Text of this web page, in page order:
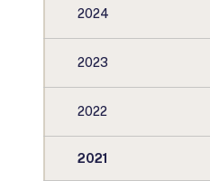
2024
2023
2022
2021